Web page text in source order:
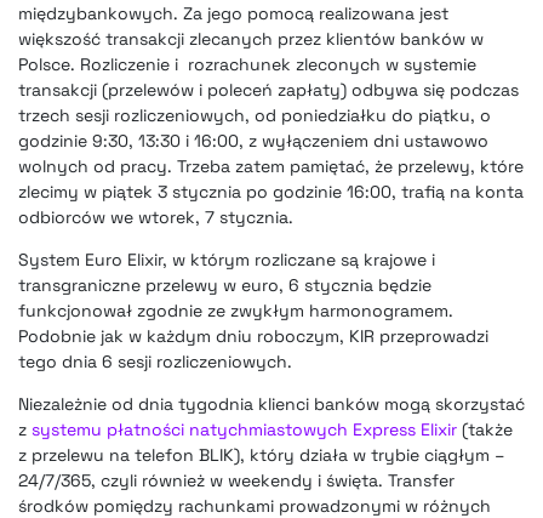
międzybankowych. Za jego pomocą realizowana jest
większość transakcji zlecanych przez klientów banków w
Polsce. Rozliczenie i rozrachunek zleconych w systemie
transakcji (przelewów i poleceń zapłaty) odbywa się podczas
trzech sesji rozliczeniowych, od poniedziałku do piątku, o
godzinie 9:30, 13:30 i 16:00, z wyłączeniem dni ustawowo
wolnych od pracy. Trzeba zatem pamiętać, że przelewy, które
zlecimy w piątek 3 stycznia po godzinie 16:00, trafią na konta
odbiorców we wtorek, 7 stycznia.
System Euro Elixir, w którym rozliczane są krajowe i
transgraniczne przelewy w euro, 6 stycznia będzie
funkcjonował zgodnie ze zwykłym harmonogramem.
Podobnie jak w każdym dniu roboczym, KIR przeprowadzi
tego dnia 6 sesji rozliczeniowych.
Niezależnie od dnia tygodnia klienci banków mogą skorzystać
z systemu płatności natychmiastowych Express Elixir (także
z przelewu na telefon BLIK), który działa w trybie ciągłym –
24/7/365, czyli również w weekendy i święta. Transfer
środków pomiędzy rachunkami prowadzonymi w różnych